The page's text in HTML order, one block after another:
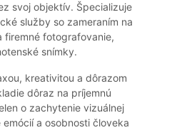
svoj objektív. Špecializuje
služby so zameraním na
firemné fotografovanie,
snímky.
kreativitou a dôrazom
dôraz na príjemnú
o zachytenie vizuálnej
a osobnosti človeka